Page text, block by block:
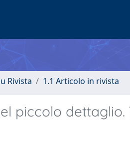
Rivista 1.1 Articolo in rivista
piccolo